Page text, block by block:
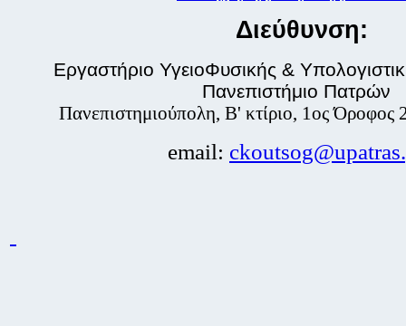
Διεύθυνση:
Εργαστήριο ΥγειοΦυσικής &
Πανεπιστήμιο Πατρών
Πανεπιστημιούπολη, Β' κτίριο, 1ος Όροφος
email: